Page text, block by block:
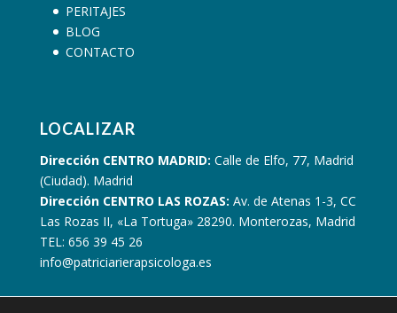
PERITAJES
BLOG
CONTACTO
LOCALIZAR
Dirección CENTRO MADRID: Calle de Elfo, 77, Madrid
(Ciudad). Madrid
Dirección CENTRO LAS ROZAS: Av. de Atenas 1-3, CC
Las Rozas II, «La Tortuga» 28290. Monterozas, Madrid
TEL: 656 39 45 26
info@patriciarierapsicologa.es